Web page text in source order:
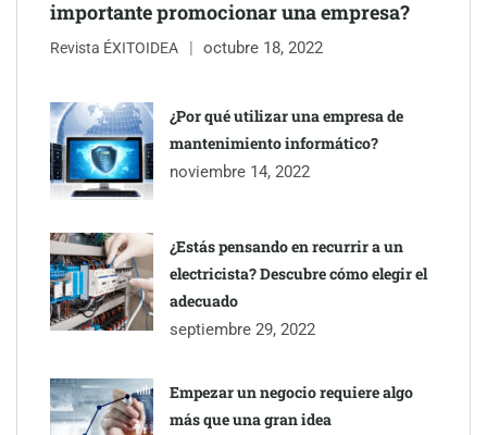
importante promocionar una empresa?
Revista ÉXITOIDEA octubre 18, 2022
¿Por qué utilizar una empresa de
mantenimiento informático?
noviembre 14, 2022
¿Estás pensando en recurrir a un
electricista? Descubre cómo elegir el
adecuado
septiembre 29, 2022
Empezar un negocio requiere algo
más que una gran idea